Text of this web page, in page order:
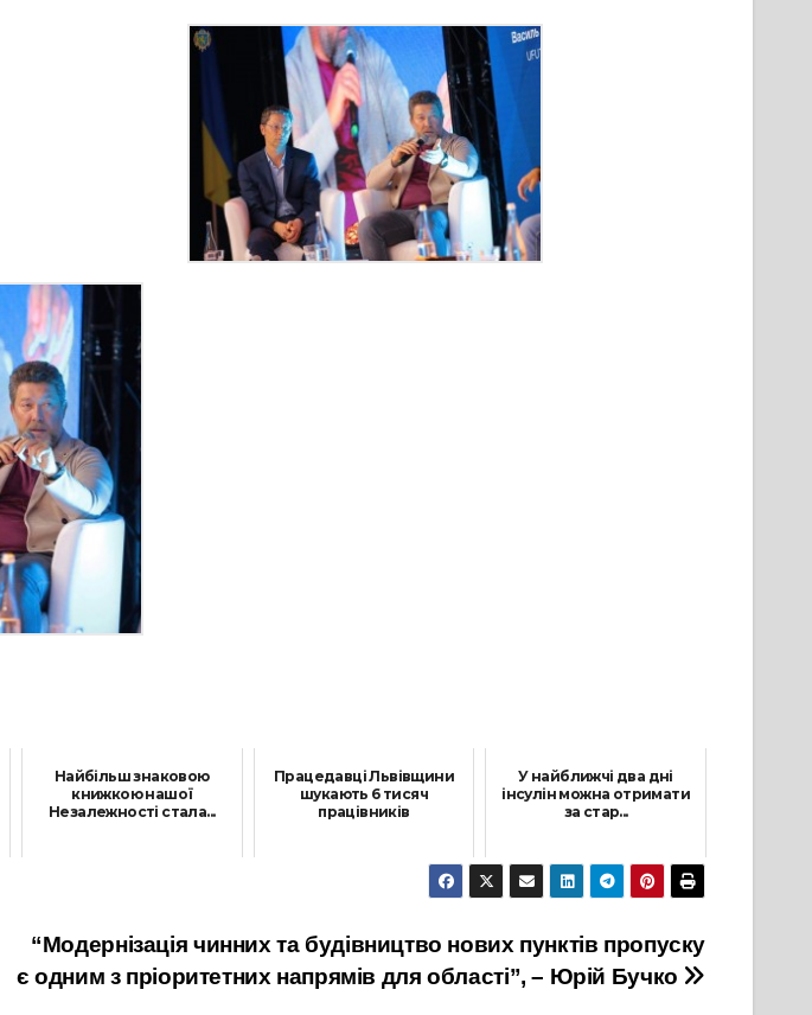
Найбільш знаковою
книжкою нашої
Незалежності стала...
Працедавці Львівщини
шукають 6 тисяч
працівників
У найближчі два дні
інсулін можна отримати
за стар...
29 Вересня, 2021
“Модернізація чинних та будівництво нових пунктів пропуску
є одним з пріоритетних напрямів для області”, – Юрій Бучко